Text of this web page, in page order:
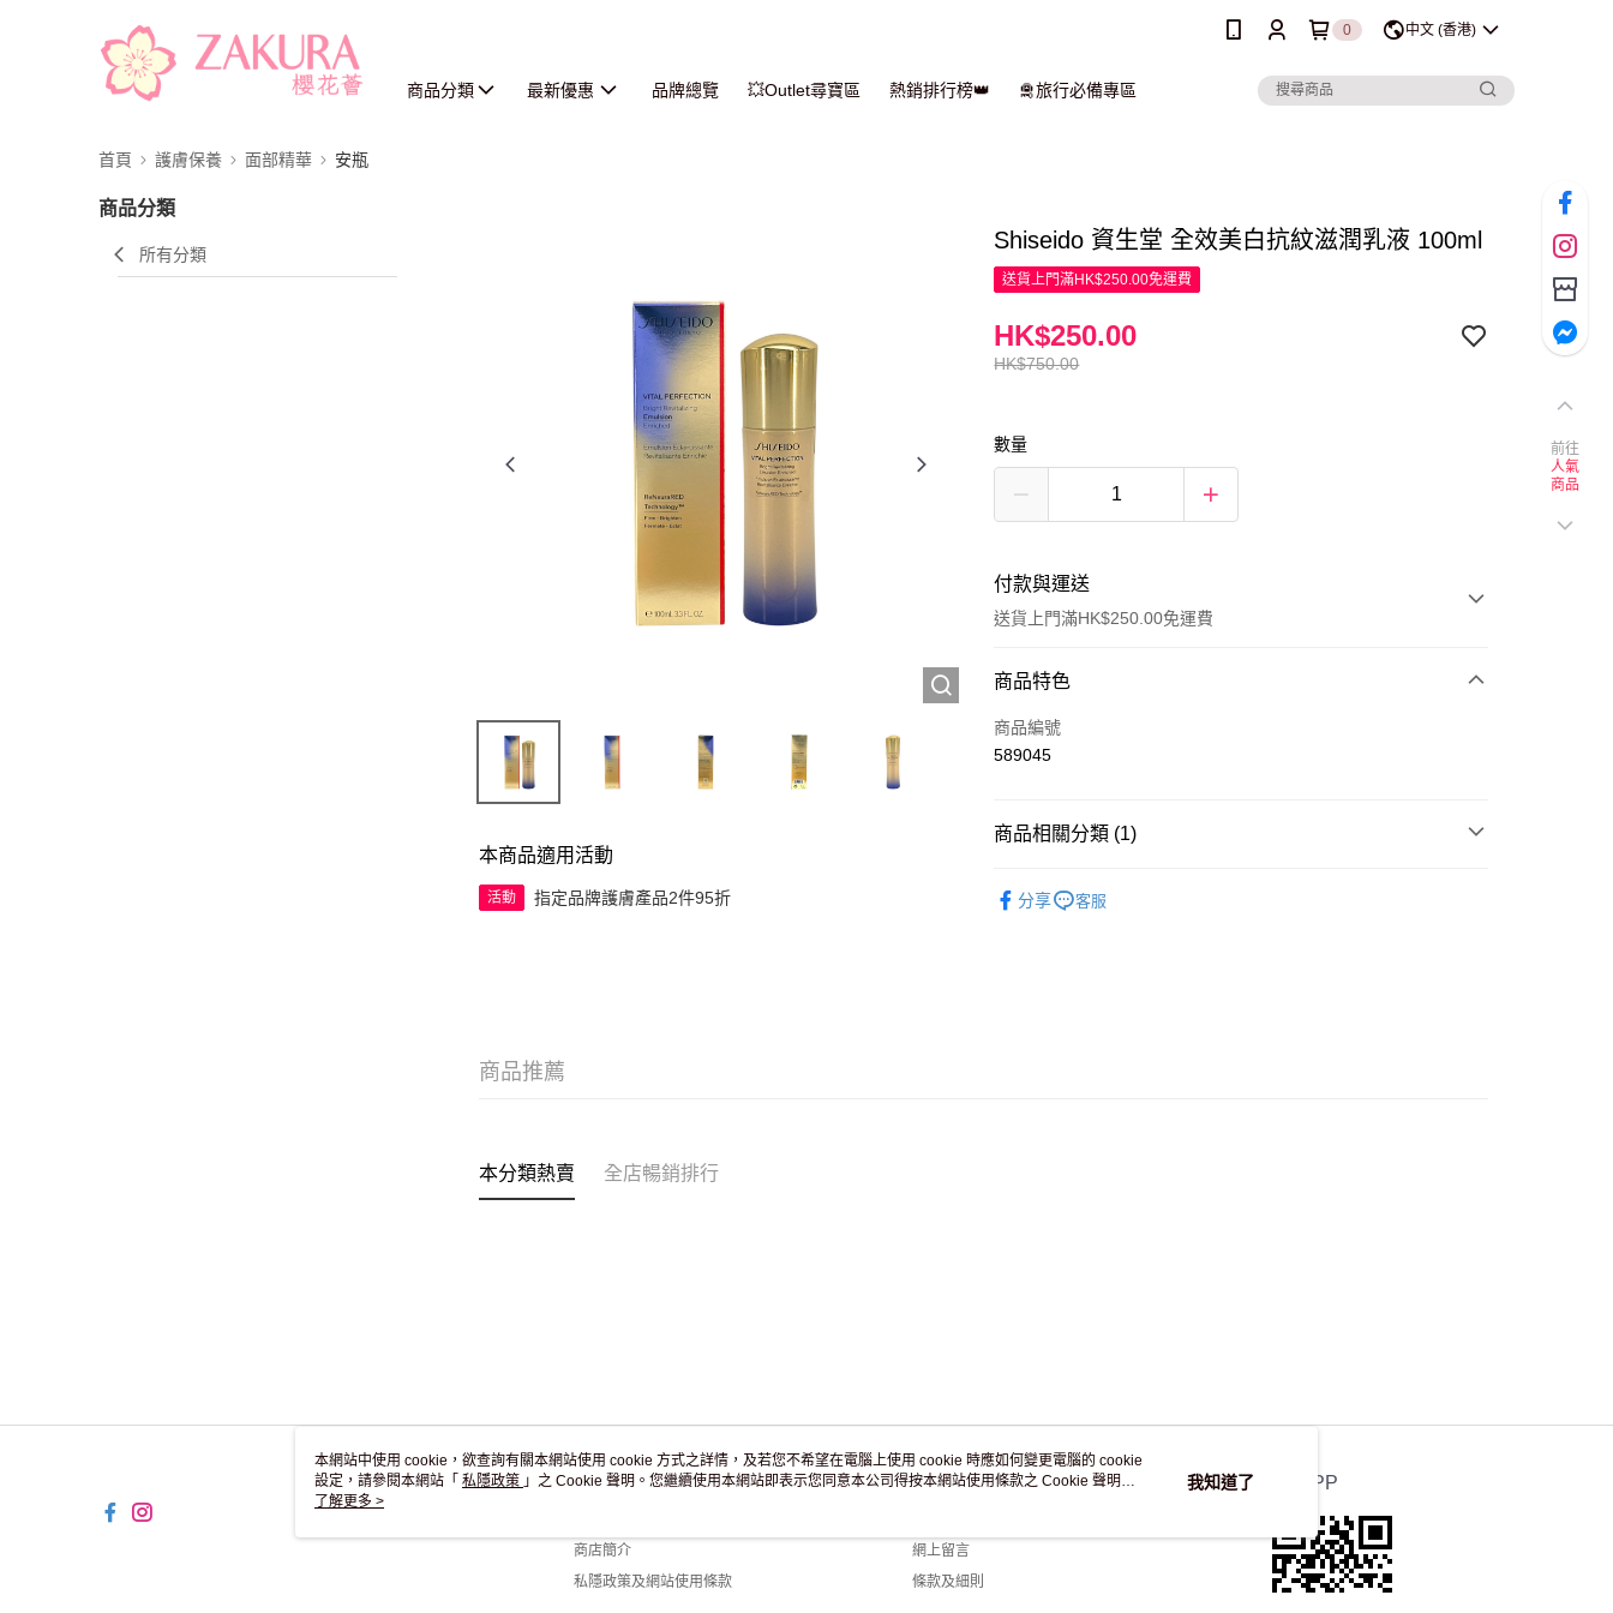
0 中文 (香港)
商品分類 最新優惠 品牌總覽 💥Outlet尋寶區 熱銷排行榜👑 🛅旅行必備專區
首頁 護膚保養 面部精華 安瓶
商品分類
所有分類
本商品適用活動
活動 指定品牌護膚產品2件95折
Shiseido 資生堂 全效美白抗紋滋潤乳液 100ml
送貨上門滿HK$250.00免運費
HK$750.00
HK$250.00
數量
付款與運送
送貨上門滿HK$250.00免運費
付款方式
信用卡
商品特色
商品編號
589045
商品相關分類 (1)
分享
客服
商品推薦
本分類熱賣 全店暢銷排行
關於我們
商店簡介
私隱政策及網站使用條款
客戶服務
網上留言
條款及細則
官方APP
前往
人氣
商品
本網站中使用 cookie，欲查詢有關本網站使用 cookie 方式之詳情，及若您不希望在電腦上使用 cookie 時應如何變更電腦的 cookie
設定，請參閱本網站「 私隱政策 」之 Cookie 聲明。您繼續使用本網站即表示您同意本公司得按本網站使用條款之 Cookie 聲明使
用 cookie。
了解更多 >
我知道了